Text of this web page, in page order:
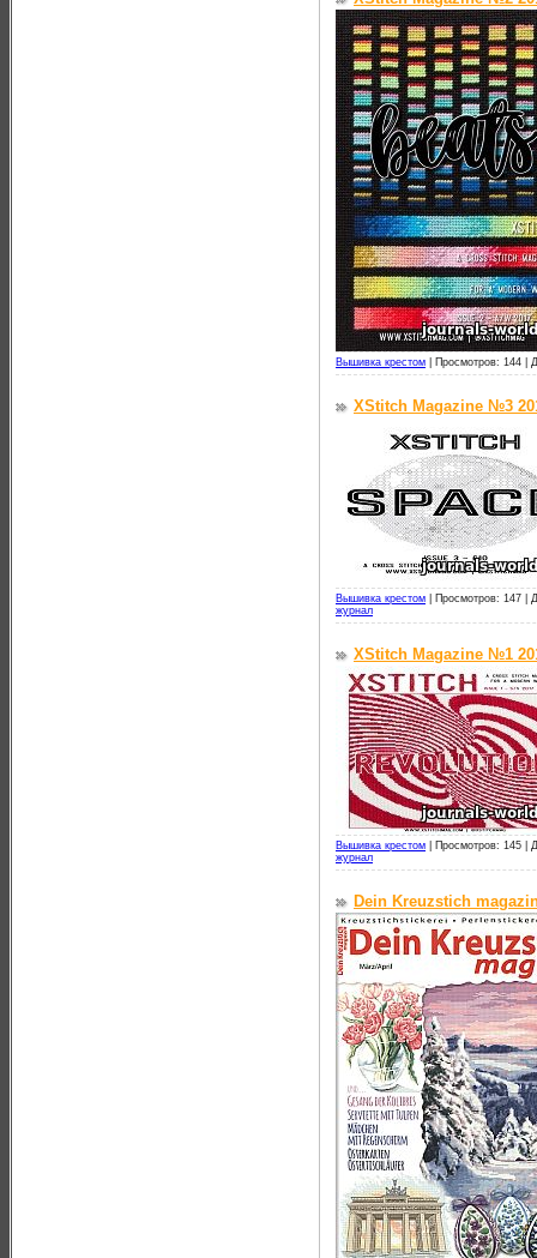
Вышивка крестом Просмотров: 144 |
XStitch Magazine №3
Вышивка крестом Просмотров: 147 |
журнал
XStitch Magazine №1
Вышивка крестом Просмотров: 145 |
журнал
Dein Kreuzstich